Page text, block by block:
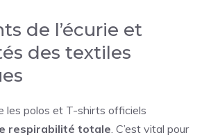
de l’écurie et
des textiles
les polos et T-shirts officiels
respirabilité totale. C’est vital pour